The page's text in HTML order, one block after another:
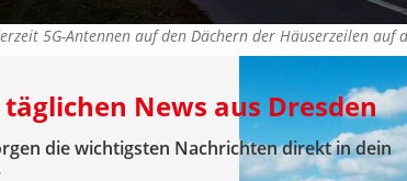
5G-Antennen auf den Dächern der Häuserzeilen
täglichen News aus Dresden
die wichtigsten Nachrichten direkt in dein